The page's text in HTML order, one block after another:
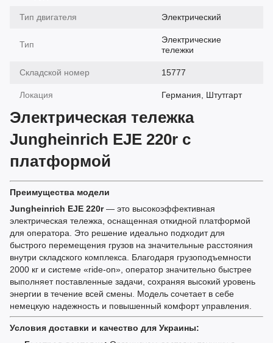
Тип двигателя Электрический
Тип
Электрические
тележки
Складской номер 15777
Локация Германия, Штутгарт
Электрическая тележка
Jungheinrich EJE 220r с
платформой
Преимущества модели
Jungheinrich EJE 220r— это высокоэффективная
электрическая тележка, оснащенная откидной платформой
для оператора. Это решение идеально подходит для
быстрого перемещения грузов на значительные расстояния
внутри складского комплекса. Благодаря грузоподъемности
2000 кг и системе «ride-on», оператор значительно быстрее
выполняет поставленные задачи, сохраняя высокий уровень
энергии в течение всей смены. Модель сочетает в себе
немецкую надежность и повышенный комфорт управления.
Условия доставки и качество для Украины: